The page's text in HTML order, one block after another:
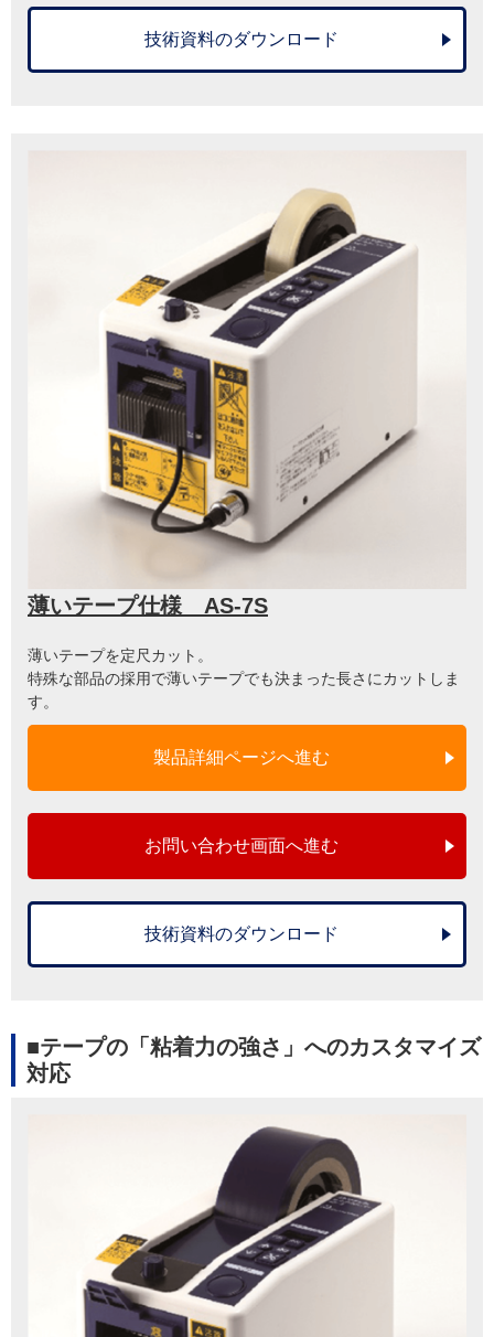
技術資料のダウンロード
薄いテープ仕様 AS-7S
薄いテープを定尺カット。
特殊な部品の採用で薄いテープでも決まった長さにカットしま
す。
製品詳細ページへ進む
お問い合わせ画面へ進む
技術資料のダウンロード
■テープの「粘着力の強さ」へのカスタマイズ
対応